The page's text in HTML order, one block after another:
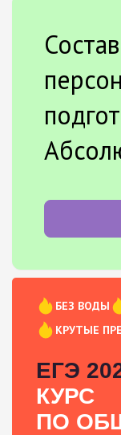
БЕЗ ВОДЫ
КРУТЫЕ
ЕГЭ
КУРС
ПО